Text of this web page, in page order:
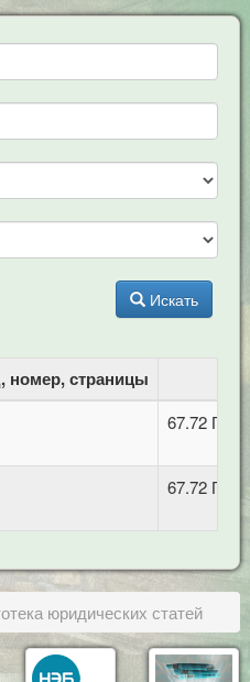
Искать
номер, страницы
67.72
67.72
юридических статей